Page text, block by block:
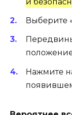
Выберите
Нажмите